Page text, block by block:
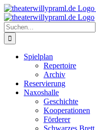
Zum
Inhalt
springen
Suche
nach:
Spielplan
Repertoire
Archiv
Reservierung
Naxoshalle
Geschichte
Kooperationen
Förderer
Schwarzes Brett